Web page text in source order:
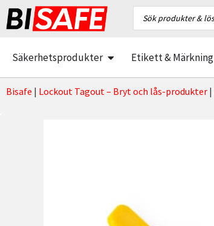
Säkerhetsprodukter Etikett & Märkning
Bisafe | Lockout Tagout – Bryt och lås-produkter |